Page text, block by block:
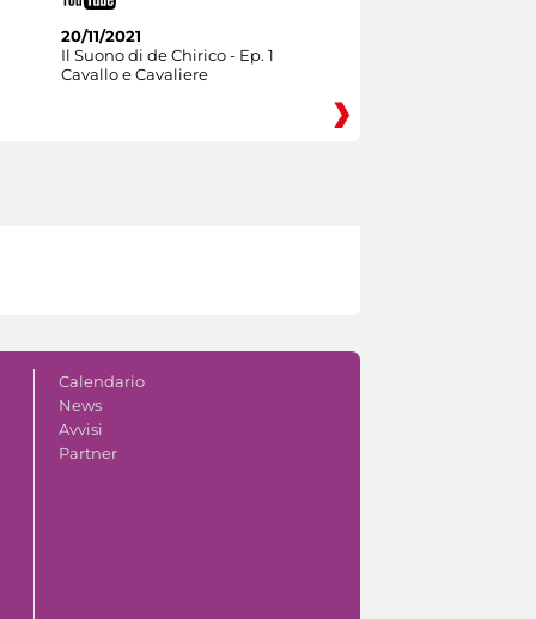
20/11/2021
Il Suono di de Chirico - Ep. 1
Cavallo e Cavaliere
Calendario
News
Avvisi
Partner